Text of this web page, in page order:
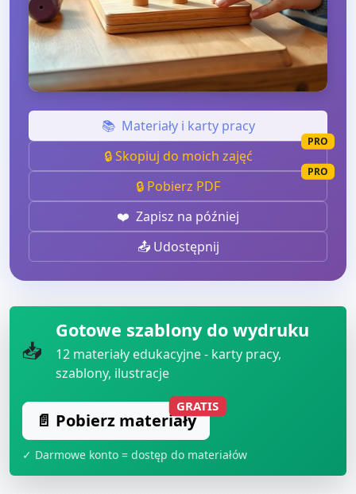
📚 Materiały i karty pracy
🔒 Skopiuj do moich zajęć
PRO
🔒 Pobierz PDF
PRO
❤️ Zapisz na później
📤 Udostępnij
📥
Gotowe szablony do wydruku
12 materiały edukacyjne - karty pracy,
szablony, ilustracje
📄 Pobierz materiały
GRATIS
✓ Darmowe konto = dostęp do materiałów